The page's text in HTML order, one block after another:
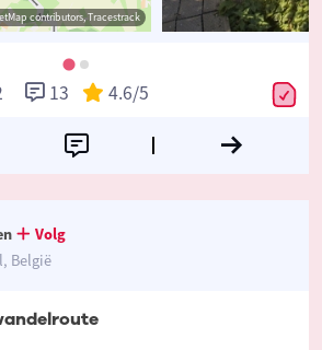
contributors, Tracestrack
13 4.6/5
Volg
België